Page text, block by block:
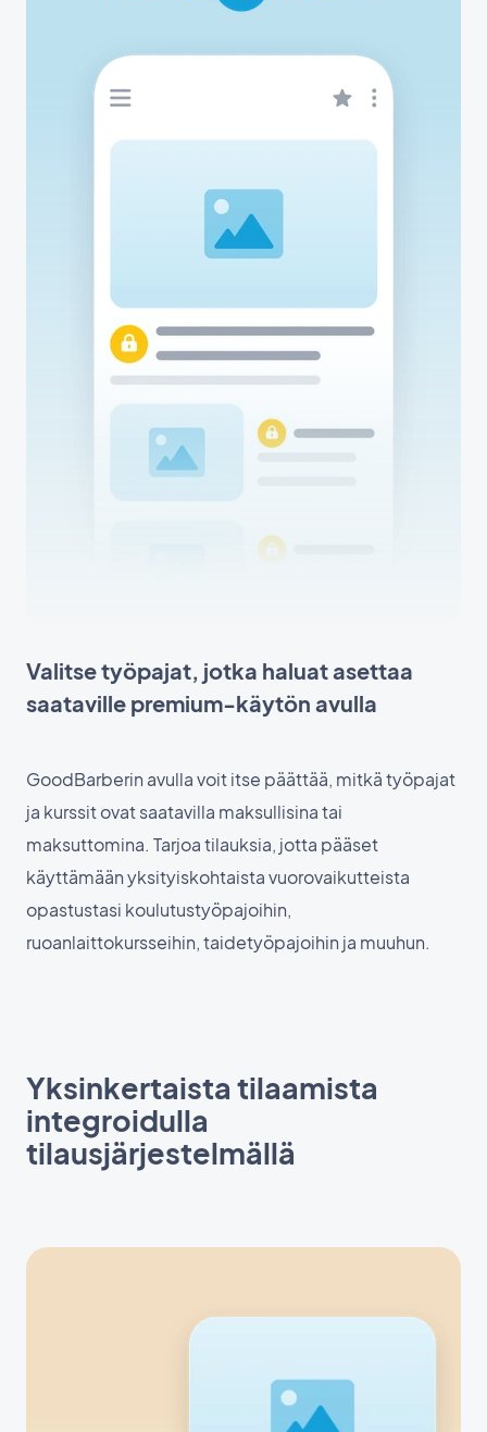
Valitse työpajat, jotka haluat asettaa
saataville premium-käytön avulla
GoodBarberin avulla voit itse päättää, mitkä työpajat
ja kurssit ovat saatavilla maksullisina tai
maksuttomina. Tarjoa tilauksia, jotta pääset
käyttämään yksityiskohtaista vuorovaikutteista
opastustasi koulutustyöpajoihin,
ruoanlaittokursseihin, taidetyöpajoihin ja muuhun.
Yksinkertaista tilaamista
integroidulla
tilausjärjestelmällä